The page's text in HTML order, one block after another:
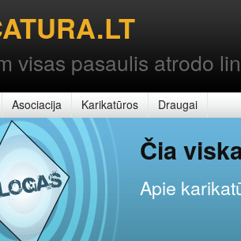
visas pasaulis atrodo
Asociacija Karikatūros Draugai
Čia
Apie